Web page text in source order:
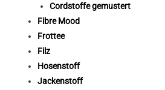
Cordstoffe gemustert
Fibre Mood
Frottee
Filz
Hosenstoff
Jackenstoff